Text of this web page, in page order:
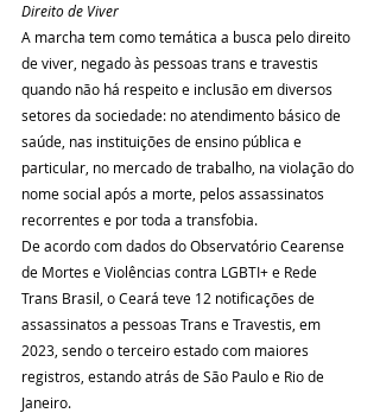
Direito de Viver
A marcha tem como temática a busca pelo direito
de viver, negado às pessoas trans e travestis
quando não há respeito e inclusão em diversos
setores da sociedade: no atendimento básico de
saúde, nas instituições de ensino pública e
particular, no mercado de trabalho, na violação do
nome social após a morte, pelos assassinatos
recorrentes e por toda a transfobia.
De acordo com dados do Observatório Cearense
de Mortes e Violências contra LGBTI+ e Rede
Trans Brasil, o Ceará teve 12 notificações de
assassinatos a pessoas Trans e Travestis, em
2023, sendo o terceiro estado com maiores
registros, estando atrás de São Paulo e Rio de
Janeiro.